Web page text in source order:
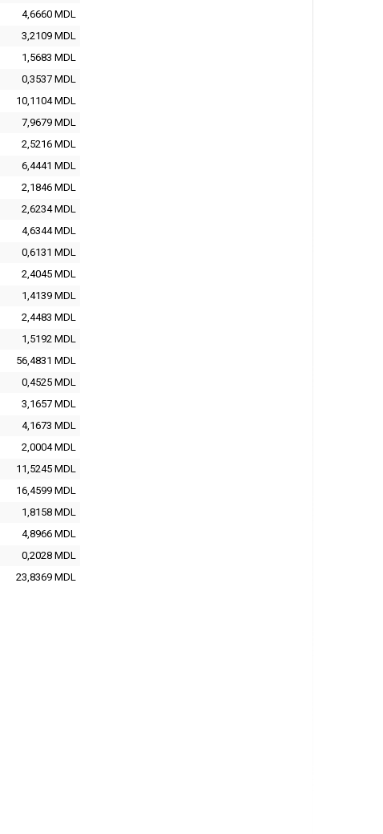
4,6660 MDL
3,2109 MDL
1,5683 MDL
0,3537 MDL
10,1104 MDL
7,9679 MDL
2,5216 MDL
6,4441 MDL
2,1846 MDL
2,6234 MDL
4,6344 MDL
0,6131 MDL
2,4045 MDL
1,4139 MDL
2,4483 MDL
1,5192 MDL
56,4831 MDL
0,4525 MDL
3,1657 MDL
4,1673 MDL
2,0004 MDL
11,5245 MDL
16,4599 MDL
1,8158 MDL
4,8966 MDL
0,2028 MDL
23,8369 MDL